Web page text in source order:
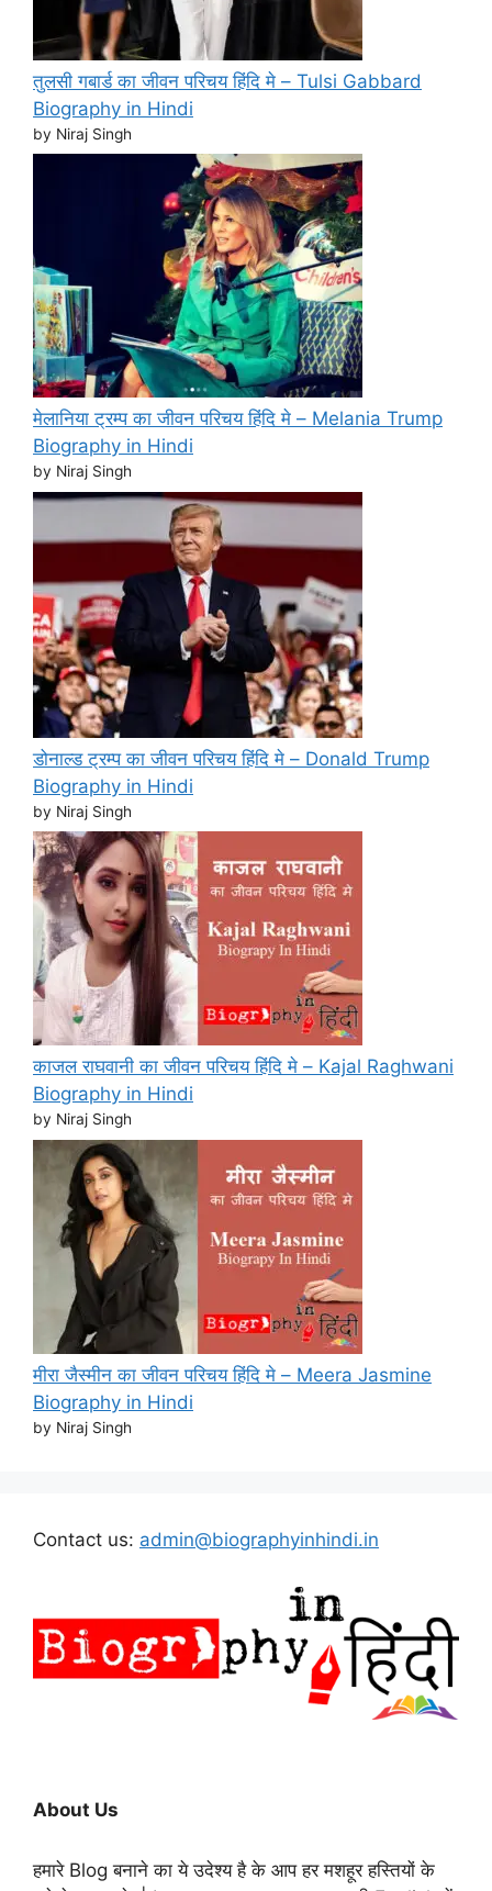
तुलसी गबार्ड का जीवन परिचय हिंदि मे – Tulsi Gabbard
Biography in Hindi
by Niraj Singh
मेलानिया ट्रम्प का जीवन परिचय हिंदि मे – Melania Trump
Biography in Hindi
by Niraj Singh
डोनाल्ड ट्रम्प का जीवन परिचय हिंदि मे – Donald Trump
Biography in Hindi
by Niraj Singh
काजल राघवानी का जीवन परिचय हिंदि मे – Kajal Raghwani
Biography in Hindi
by Niraj Singh
मीरा जैस्मीन का जीवन परिचय हिंदि मे – Meera Jasmine
Biography in Hindi
by Niraj Singh
Contact us: admin@biographyinhindi.in
About Us
हमारे Blog बनाने का ये उदेश्य है के आप हर मशहूर हस्तियों के